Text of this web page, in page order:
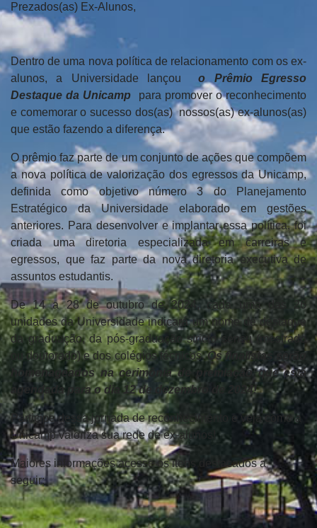
Prezados(as) Ex-Alunos,
Dentro de uma nova política de relacionamento com os ex-
alunos, a Universidade lançouo Prêmio Egresso
Destaque da Unicamp
para promover o reconhecimento
e comemorar o sucesso dos(as) nossos(as) ex-alunos(as)
que estão fazendo a diferença.
O prêmio faz parte de um conjunto de ações que compõem
a nova política de valorização dos egressos da Unicamp,
definida como objetivo número 3 do Planejamento
Estratégico da Universidade elaborado em gestões
anteriores. Para desenvolver e implantar essa política, foi
criada uma diretoria especializada em carreiras e
egressos, que faz parte da nova diretoria executiva de
assuntos estudantis.
De 14 a 28 de outubro de 2024, cada uma das 26
unidades da Universidade indicará um nome de destaque
da graduação, da pós-graduação stricto sensu (mestrado
ou doutorado) e dos colégios técnicos.Os finalistas serão
homenageados na cerimônia de premiação que está
agendada para o dia 12 de dezembro
de 2024!
Participe dessa jornada de reconhecimento e veja como a
Unicamp valoriza sua rede de ex-alunos!
Maiores informações acesse os itens destacados a
seguir: